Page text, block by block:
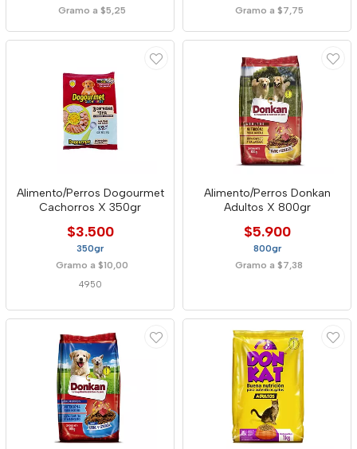
Gramo a $5,25
Gramo a $7,75
Alimento/Perros Dogourmet
Cachorros X 350gr
$3.500
350gr
Gramo a $10,00
4950
Alimento/Perros Donkan
Adultos X 800gr
$5.900
800gr
Gramo a $7,38